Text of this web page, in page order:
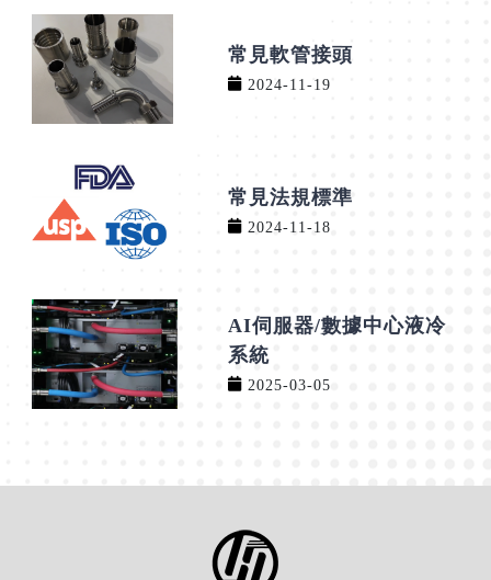
常見軟管接頭
2024-11-19
常見法規標準
2024-11-18
AI伺服器/數據中心液冷
系統
2025-03-05